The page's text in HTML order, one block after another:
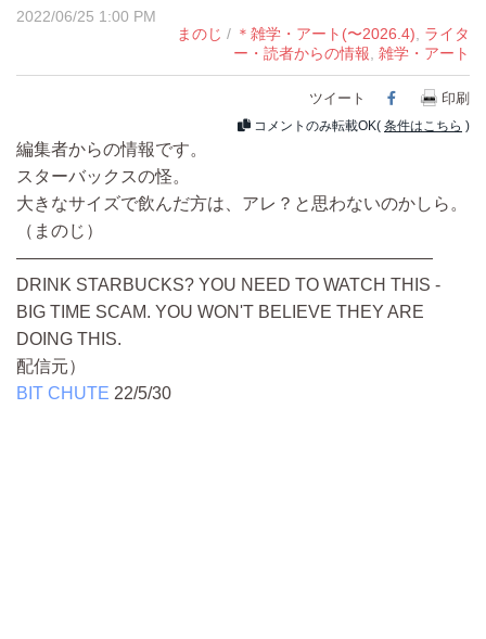
2022/06/25 1:00 PM
まのじ / ＊雑学・アート(〜2026.4)
ライタ
ー・読者からの情報 雑学・アート
ツイート Facebook
印刷
コメントのみ転載OK( 条件はこちら )
編集者からの情報です。
スターバックスの怪。
大きなサイズで飲んだ方は、アレ？と思わないのかしら。
（まのじ）
————————————————————————
DRINK STARBUCKS? YOU NEED TO WATCH THIS -
BIG TIME SCAM. YOU WON'T BELIEVE THEY ARE
DOING THIS.
配信元）
BIT CHUTE 22/5/30